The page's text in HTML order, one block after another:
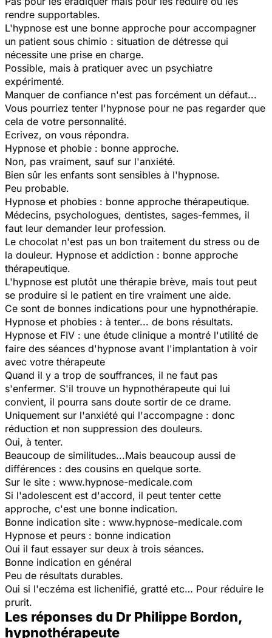
rendre supportables.
L'hypnose est une bonne approche pour accompagner
un patient sous chimio : situation de détresse qui
nécessite une prise en charge.
Possible, mais à pratiquer avec un psychiatre
expérimenté.
Manquer de confiance n'est pas forcément un défaut...
Vous pourriez tenter l'hypnose pour ne pas regarder que
cela de votre personnalité.
Ecrivez, on vous répondra.
Hypnose et phobie : bonne approche.
Non, pas vraiment, sauf sur l'anxiété.
Bien sûr les enfants sont sensibles à l'hypnose.
Peu probable.
Hypnose et phobies : bonne approche thérapeutique.
Médecins, psychologues, dentistes, sages-femmes, il
faut leur demander leur profession.
Le chocolat n'est pas un bon traitement du stress ou de
la douleur. Hypnose et addiction : bonne approche
thérapeutique.
L'hypnose est plutôt une thérapie brève, mais tout peut
se produire si le patient en tire vraiment une aide.
Ce sont de bonnes indications pour une hypnothérapie.
Hypnose et phobies : à tenter... de bons résultats.
Hypnose et FIV : une étude clinique a montré l'utilité de
faire des séances d'hypnose avant l'implantation à voir
avec votre thérapeute
Quand il y a trop de souffrances, il ne faut pas
s'enfermer. S'il trouve un hypnothérapeute qui lui
convient, il pourra sans doute sortir de ce drame.
Uniquement sur l'anxiété qui l'accompagne : donc
réduction et non suppression des douleurs.
Oui, à tenter.
Beaucoup de similitudes...Mais beaucoup aussi de
différences : des cousins en quelque sorte.
Sur le site : www.hypnose-medicale.com
Si l'adolescent est d'accord, il peut tenter cette
approche, c'est une bonne indication.
Bonne indication site : www.hypnose-medicale.com
Hypnose et peurs : bonne indication
Oui il faut essayer sur deux à trois séances.
Bonne indication en général
Peu de résultats durables.
Oui si l'eczéma est lichenifié, gratté etc… Pour réduire le
prurit.
Les réponses du Dr Philippe Bordon,
hypnothérapeute